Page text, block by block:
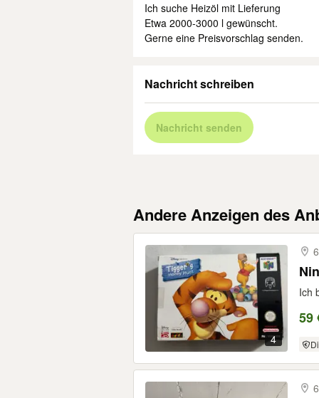
Ich suche Heizöl mit Lieferung
Etwa 2000-3000 l gewünscht.
Gerne eine Preisvorschlag senden.
Nachricht schreiben
Nachricht senden
Andere Anzeigen des
4
Ich
59